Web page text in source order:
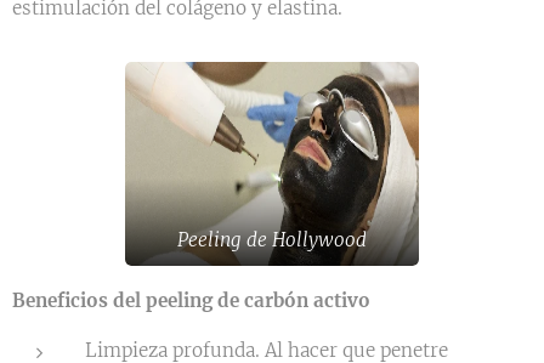
estimulación del colágeno y elastina.
Peeling de Hollywood
Beneficios del peeling de carbón activo
Limpieza profunda. Al hacer que penetre